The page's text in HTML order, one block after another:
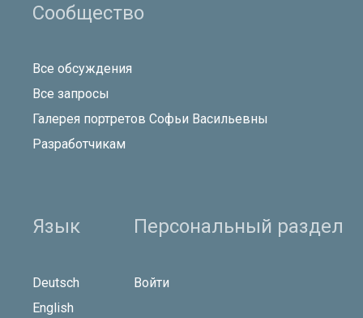
Сообщество
Все обсуждения
Все запросы
Галерея портретов Софьи Васильевны
Разработчикам
Язык
Deutsch
English
Персональный раздел
Войти